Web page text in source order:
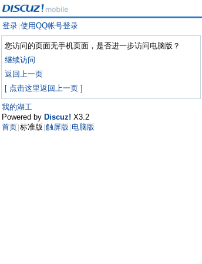
登录 使用QQ帐号登录
您访问的页面无手机页面，是否进一步访问电脑版？
继续访问
返回上一页
[ 点击这里返回上一页 ]
我的湖工
Powered by Discuz! X3.2
首页 标准版 触屏版 电脑版